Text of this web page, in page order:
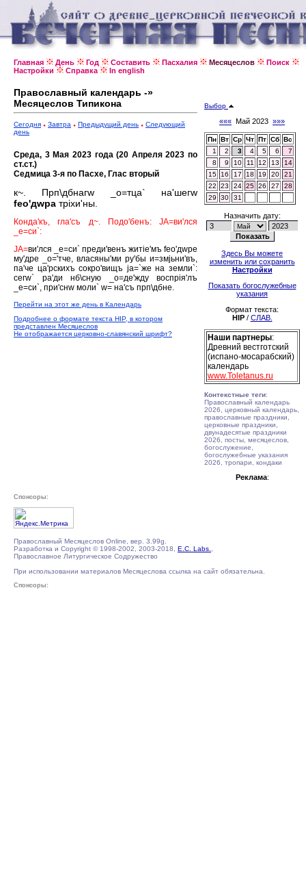
Главная День Год Составить Пасхалия Месяцеслов
Поиск
Настройки
Справка In english
Православный календарь -»
Месяцеслов Типикона
Сегодня Завтра Предыдущий день
Следующий
день
Среда, 3 Мая 2023 года (20 Апреля 2023 по
ст.ст.)
Седмица 3-я по Пасхе, Глас вторый
к~. Прп\дбнагw _о=тца` на'шегw
fео'дwра трiхи'ны.
Конда'къ, гла'съ д~. Подо'бенъ: JА=ви'лся
_е=си`:
JА=ви'лся _е=си` преди'венъ житiе'мъ fео'дwре
му'дре _о='тче, власяны'ми ру'бы и=змjьни'въ,
па'че ца'рскихъ сокро'вищъ jа=`же на земли`:
сегw` ра'ди нб\сную _о=де'жду воспрiя'лъ
_е=си`, при'снw моли` w= на'съ прп\дбне.
Перейти на этот же день в Календарь
Подробнее о формате текста HIP, в котором
представлен Месяцеслов
Не отображается церковно-славянский шрифт?
Выбор
««« Май 2023 »»»
Пн Вт Ср Чт Пт Сб Вс
1
2 3 4 5 6
7
8
9 10 11 12 13
14
15
16 17 18 19 20
21
22
23 24 25 26 27
28
29
30 31
Назначить дату:
Здесь Вы можете
изменить или сохранить
Настройки
Показать богослужебные
указания
Формат текста:
HIP/ СЛАВ.
Наши партнеры:
Древний вестготский
(испано-мосарабский)
календарь
www.Toletanus.ru
Контекстные теги:
Православный календарь
2026, церковный календарь,
православные праздники,
церковные праздники,
двунадесятые праздники
2026, посты, месяцеслов,
богослужение,
богослужебные указания
2026, тропари, кондаки
Реклама:
Спонсоры:
Православный Месяцеслов Online, вер. 3.99g.
Разработка и Copyright © 1998-2002, 2003-2018, E.C. Labs.
Православное Литургическое Содружество
При использовании материалов Месяцеслова ссылка на сайт обязательна.
Спонсоры: